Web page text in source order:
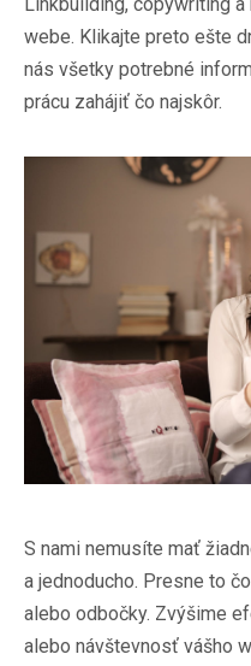
webe. Klikajte preto ešte
nás všetky potrebné
prácu zahájiť čo najskôr.
S nami nemusíte mať
a jednoducho. Presne to
alebo odbočky. Zvýšime
alebo návštevnosť vášho